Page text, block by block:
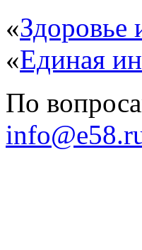
«Здоровье
«Единая
По